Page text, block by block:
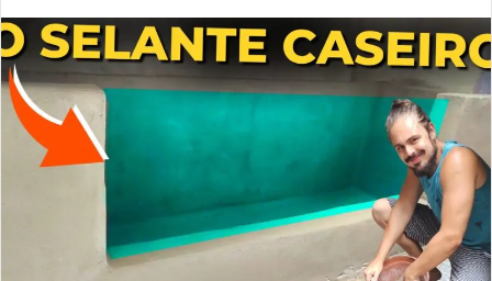
e-
mail